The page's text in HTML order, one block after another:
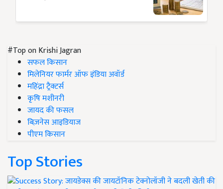
#Top on Krishi Jagran
सफल किसान
मिलेनियर फार्मर ऑफ इंडिया अवॉर्ड
महिंद्रा ट्रैक्टर्स
कृषि मशीनरी
जायद की फसल
बिज़नेस आइडियाज
पीएम किसान
Top Stories